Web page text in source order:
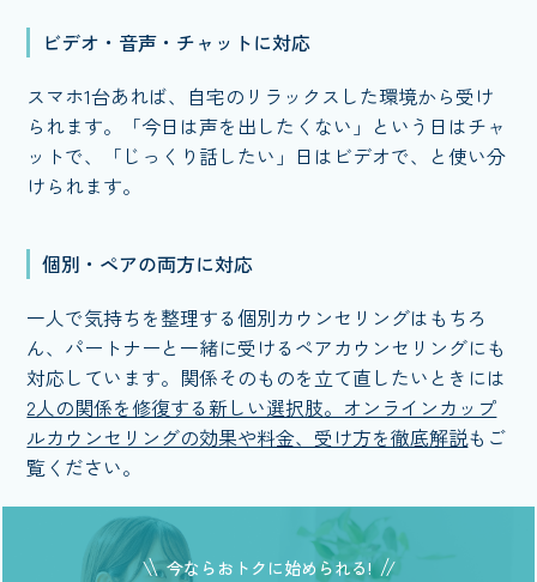
ビデオ・音声・チャットに対応
スマホ1台あれば、自宅のリラックスした環境から受け
られます。「今日は声を出したくない」という日はチャ
ットで、「じっくり話したい」日はビデオで、と使い分
けられます。
個別・ペアの両方に対応
一人で気持ちを整理する個別カウンセリングはもちろ
ん、パートナーと一緒に受けるペアカウンセリングにも
対応しています。関係そのものを立て直したいときには
2人の関係を修復する新しい選択肢。オンラインカップ
ルカウンセリングの効果や料金、受け方を徹底解説もご
覧ください。
今ならおトクに始められる!